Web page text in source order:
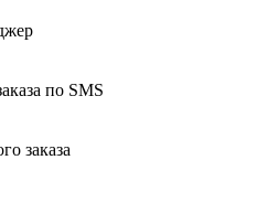
по SMS
заказа